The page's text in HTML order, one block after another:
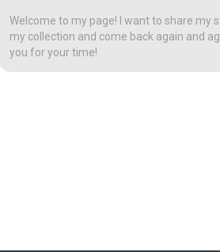
Welcome to my page! I want to share my
my collection and come back again and
you for your time!